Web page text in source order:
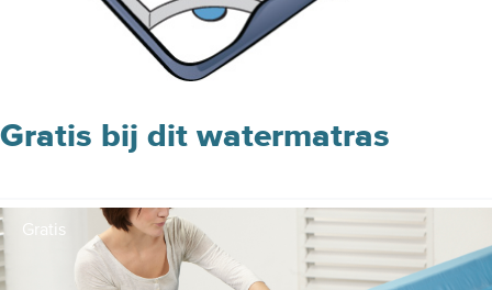
Gratis bij dit watermatras
Gratis